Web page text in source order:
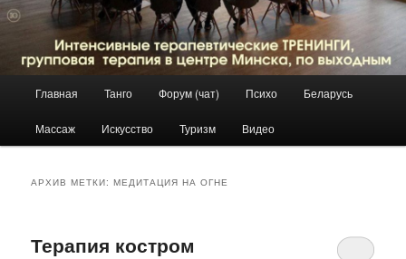
Перейти
к
Перейти
к
Главная Танго Форум (чат) Психо Беларусь
Массаж Искусство Туризм Видео
АРХИВ МЕТКИ:МЕДИТАЦИЯ НА ОГНЕ
Терапия костром